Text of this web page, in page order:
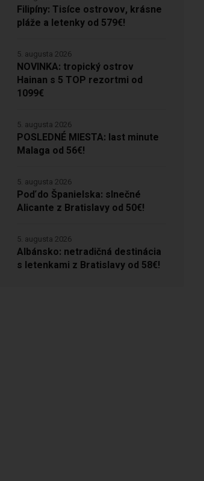
Filipíny: Tisíce ostrovov, krásne
pláže a letenky od 579€!
NOVINKA: tropický ostrov
Hainan s 5 TOP rezortmi od
1099€
5. augusta 2026
POSLEDNÉ MIESTA: last minute
Malaga od 56€!
5. augusta 2026
Poď do Španielska: slnečné
Alicante z Bratislavy od 50€!
5. augusta 2026
Albánsko: netradičná destinácia
s letenkami z Bratislavy od 58€!
5. augusta 2026